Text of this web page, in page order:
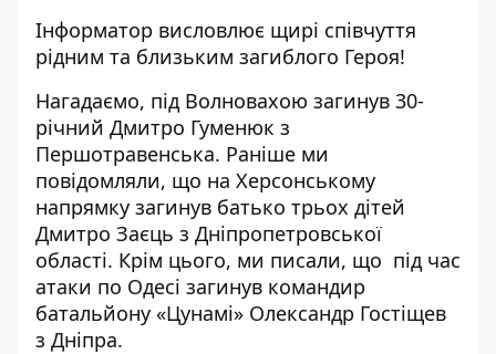
Інформатор висловлює щирі співчуття
рідним та близьким загиблого Героя!
Нагадаємо, під Волновахою загинув 30-
річний Дмитро Гуменюк з
Першотравенська. Раніше ми
повідомляли, що на Херсонському
напрямку загинув батько трьох дітей
Дмитро Заєць з Дніпропетровської
області. Крім цього, ми писали, що під час
атаки по Одесі загинув командир
батальйону «Цунамі» Олександр Гостіщев
з Дніпра.